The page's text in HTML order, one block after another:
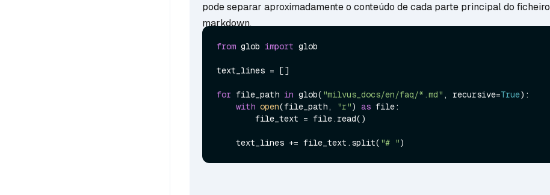
pode separar aproximadamente o conteúdo de cada parte principal do ficheiro
markdown.
from glob import glob
text_lines = []
for file_path in glob( "milvus_docs/en/faq/*.md" , recursive=True):
with open(file_path, "r") as file:
    text_lines += file_text.split(
"# "